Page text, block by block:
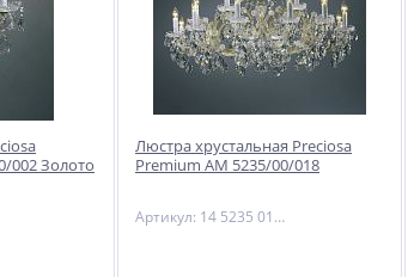
002 Золото
Люстра хрустальная Preciosa
Premium AM 5235/00/018
Артикул: 14 5235 018 90 11 00 70